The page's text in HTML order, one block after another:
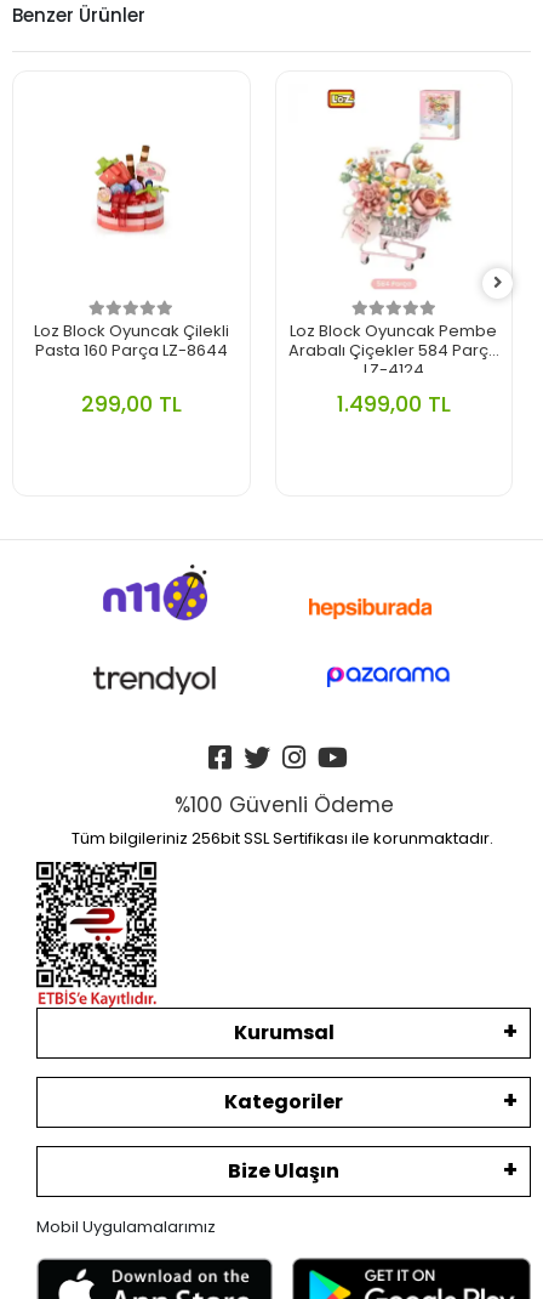
Benzer Ürünler
Loz Block Oyuncak Çilekli
Pasta 160 Parça LZ-8644
299,00 TL
Loz Block Oyuncak Pembe
Arabalı Çiçekler 584 Parça
LZ-4124
1.499,00 TL
%100 Güvenli Ödeme
Tüm bilgileriniz 256bit SSL Sertifikası ile korunmaktadır.
Kurumsal
Kategoriler
Bize Ulaşın
Mobil Uygulamalarımız